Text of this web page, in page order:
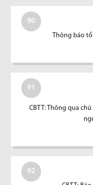
90
Thông báo
91
CBTT: Thông qua
92